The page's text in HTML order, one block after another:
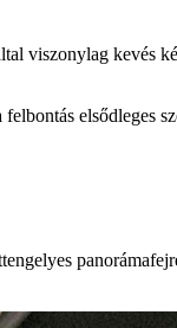
viszonylag kevés
elsődleges